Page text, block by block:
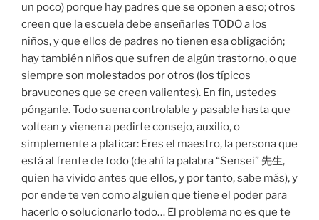
un poco) porque hay padres que se oponen a eso; otros
creen que la escuela debe enseñarles TODO a los
niños, y que ellos de padres no tienen esa obligación;
hay también niños que sufren de algún trastorno, o que
siempre son molestados por otros (los típicos
bravucones que se creen valientes). En fin, ustedes
pónganle. Todo suena controlable y pasable hasta que
voltean y vienen a pedirte consejo, auxilio, o
simplemente a platicar: Eres el maestro, la persona que
está al frente de todo (de ahí la palabra “Sensei” 先生,
quien ha vivido antes que ellos, y por tanto, sabe más), y
por ende te ven como alguien que tiene el poder para
hacerlo o solucionarlo todo… El problema no es que te